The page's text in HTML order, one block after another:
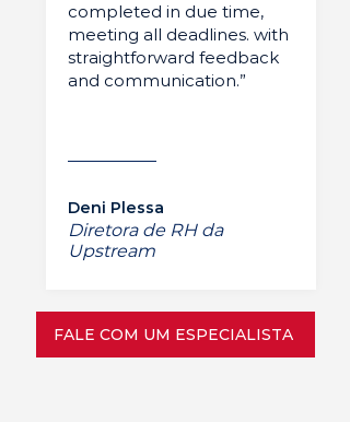
completed in due time,
meeting all deadlines. with
straightforward feedback
and communication.”
Deni Plessa
Diretora de RH da
Upstream
FALE COM UM ESPECIALISTA